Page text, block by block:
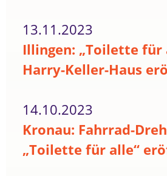
13.11.2023
Illingen: „Toilette für
Harry-Keller-Haus
14.10.2023
Kronau: Fahrrad-
„Toilette für alle“